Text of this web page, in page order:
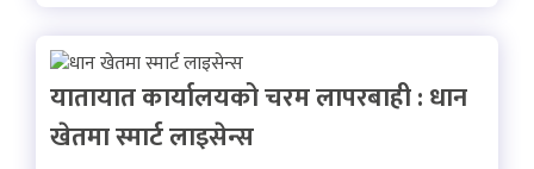
यातायात कार्यालयको चरम लापरबाही : धान
खेतमा स्मार्ट लाइसेन्स